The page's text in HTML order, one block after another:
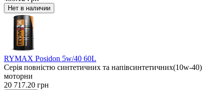
RYMAX Posidon 5w/40 60L
Серія повністю синтетичних та напівсинтетичних(10w-40)
моторни
20 717.20 грн